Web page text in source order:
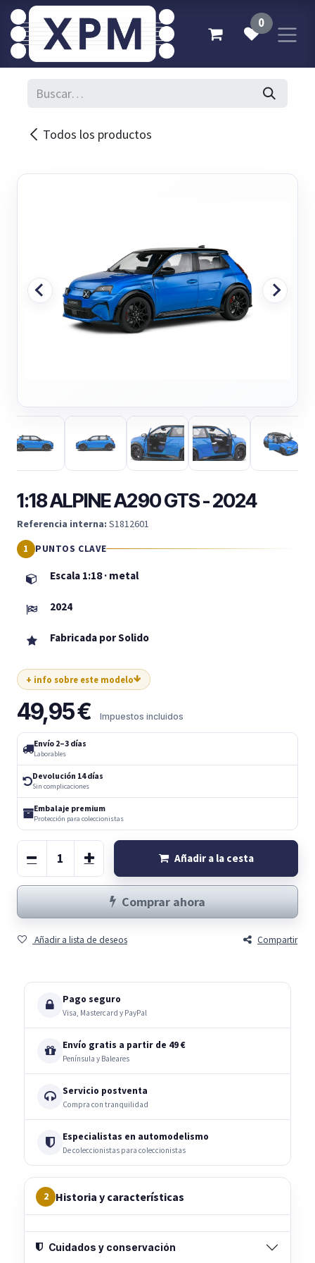
Ir al contenido
0
Todos los productos
1:18 ALPINE A290 GTS - 2024
Referencia interna: S1812601
PUNTOS CLAVE
Escala 1:18 · metal
2024
Fabricada por Solido
+ info sobre este modelo
49,95€ Impuestos incluidos
Envío 2–3 días
Laborables
Devolución 14 días
Sin complicaciones
Embalaje premium
Protección para coleccionistas
Añadir a la cesta
Comprar ahora
Añadir a lista de deseos Compartir
Pago seguro
Visa, Mastercard y PayPal
Envío gratis a partir de 49 €
Península y Baleares
Servicio postventa
Compra con tranquilidad
Especialistas en automodelismo
De coleccionistas para coleccionistas
2 Historia y características
Cuidados y conservación